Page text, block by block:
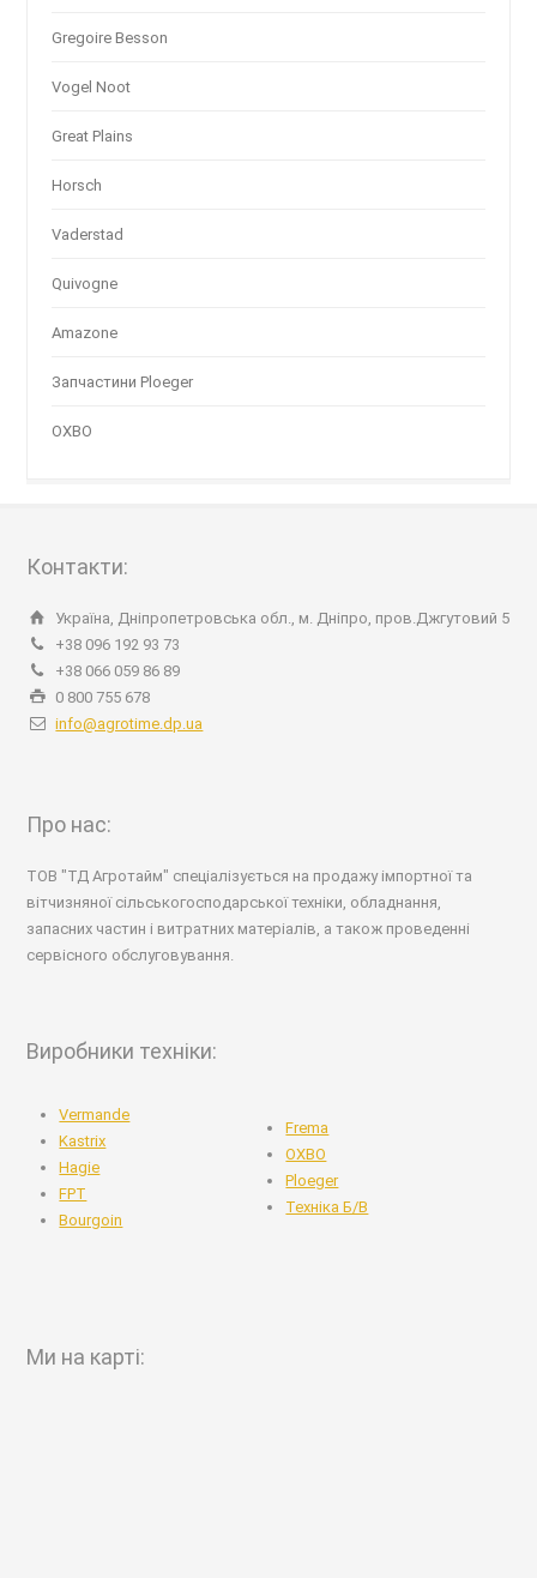
Gregoire Besson
Vogel Noot
Great Plains
Horsch
Vaderstad
Quivogne
Amazone
Запчастини Ploeger
OXBO
Контакти:
Україна, Дніпропетровська обл., м. Дніпро, пров.Джгутовий 5
+38 096 192 93 73
+38 066 059 86 89
0 800 755 678
info@agrotime.dp.ua
Про нас:
ТОВ "ТД Агротайм" спеціалізується на продажу імпортної та
вітчизняної сільськогосподарської техніки, обладнання,
запасних частин і витратних матеріалів, а також проведенні
сервісного обслуговування.
Виробники техніки:
Vermande
Kastrix
Hagie
FPT
Bourgoin
Frema
OXBO
Ploeger
Техніка Б/В
Ми на карті: